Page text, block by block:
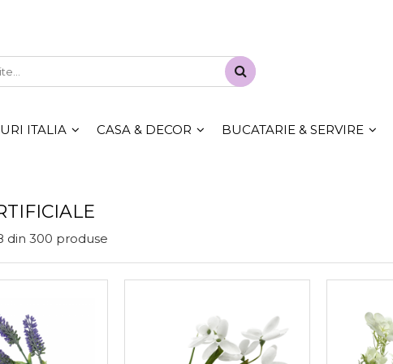
ITALIA CASA & DECOR BUCATARIE & SERVIRE
din 300 produse